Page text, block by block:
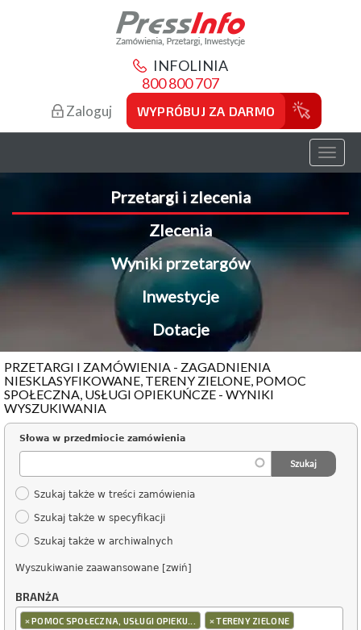
INFOLINIA
800 800 707
Zaloguj WYPRÓBUJ ZA DARMO
Toggle
Przetargi i zlecenia
Zlecenia
Wyniki przetargów
Inwestycje
Dotacje
PRZETARGI I ZAMÓWIENIA - ZAGADNIENIA
NIESKLASYFIKOWANE, TERENY ZIELONE, POMOC
SPOŁECZNA, USŁUGI OPIEKUŃCZE - WYNIKI
WYSZUKIWANIA
Słowa w przedmiocie zamówienia
Szukaj także w treści zamówienia
Szukaj także w specyfikacji
Szukaj także w archiwalnych
Wyszukiwanie zaawansowane [zwiń]
BRANŻA
×POMOC SPOŁECZNA, USŁUGI OPIEKU... ×TERENY ZIELONE